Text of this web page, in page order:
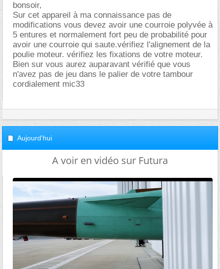
bonsoir,
Sur cet appareil à ma connaissance pas de
modifications vous devez avoir une courroie polyvée à
5 entures et normalement fort peu de probabilité pour
avoir une courroie qui saute.vérifiez l'alignement de la
poulie moteur. vérifiez les fixations de votre moteur.
Bien sur vous aurez auparavant vérifié que vous
n'avez pas de jeu dans le palier de votre tambour
cordialement mic33
Aujourd'hui
A voir en vidéo sur Futura